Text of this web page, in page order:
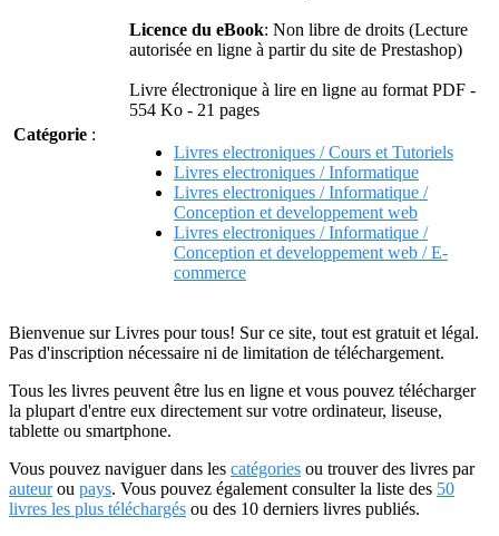
Licence du eBook: Non libre de droits (Lecture
autorisée en ligne à partir du site de Prestashop)
Livre électronique à lire en ligne au format PDF -
554 Ko - 21 pages
Catégorie :
Livres electroniques / Cours et Tutoriels
Livres electroniques / Informatique
Livres electroniques / Informatique /
Conception et developpement web
Livres electroniques / Informatique /
Conception et developpement web / E-
commerce
Bienvenue sur Livres pour tous! Sur ce site, tout est gratuit et légal.
Pas d'inscription nécessaire ni de limitation de téléchargement.
Tous les livres peuvent être lus en ligne et vous pouvez télécharger
la plupart d'entre eux directement sur votre ordinateur, liseuse,
tablette ou smartphone.
Vous pouvez naviguer dans les catégories ou trouver des livres par
auteurou pays. Vous pouvez également consulter la liste des 50
livres les plus téléchargés ou des 10 derniers livres publiés.